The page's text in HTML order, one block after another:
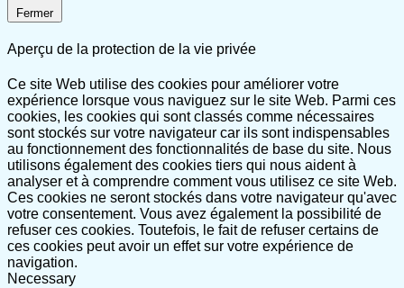
Fermer
Aperçu de la protection de la vie privée
Ce site Web utilise des cookies pour améliorer votre
expérience lorsque vous naviguez sur le site Web. Parmi ces
cookies, les cookies qui sont classés comme nécessaires
sont stockés sur votre navigateur car ils sont indispensables
au fonctionnement des fonctionnalités de base du site. Nous
utilisons également des cookies tiers qui nous aident à
analyser et à comprendre comment vous utilisez ce site Web.
Ces cookies ne seront stockés dans votre navigateur qu'avec
votre consentement. Vous avez également la possibilité de
refuser ces cookies. Toutefois, le fait de refuser certains de
ces cookies peut avoir un effet sur votre expérience de
navigation.
Necessary